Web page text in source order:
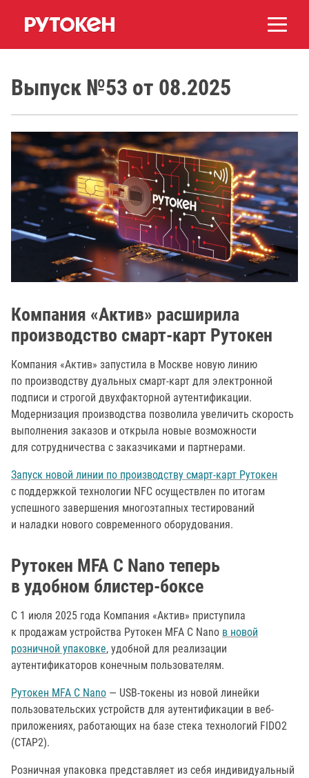
Выпуск №53 от 08.2025
Компания «Актив» расширила
производство смарт-карт Рутокен
Компания «Актив» запустила в Москве новую линию
по производству дуальных смарт-карт для электронной
подписи и строгой двухфакторной аутентификации.
Модернизация производства позволила увеличить скорость
выполнения заказов и открыла новые возможности
для сотрудничества с заказчиками и партнерами.
Запуск новой линии по производству смарт-карт Рутокен
с поддержкой технологии NFC осуществлен по итогам
успешного завершения многоэтапных тестирований
и наладки нового современного оборудования.
Рутокен MFA С Nano теперь
в удобном блистер-боксе
С 1 июля 2025 года Компания «Актив» приступила
к продажам устройства Рутокен MFA С Nano в новой
розничной упаковке, удобной для реализации
аутентификаторов конечным пользователям.
Рутокен MFA С Nano — USB-токены из новой линейки
пользовательских устройств для аутентификации в веб-
приложениях, работающих на базе стека технологий FIDO2
(CTAP2).
Розничная упаковка представляет из себя индивидуальный